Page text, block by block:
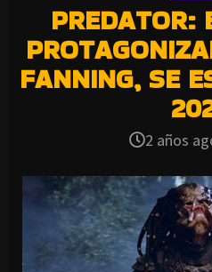
PREDATOR:
FANNING, SE
2 años